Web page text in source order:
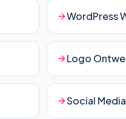
WordPress
Logo
Social